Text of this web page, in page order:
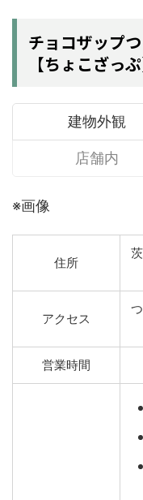
チョコザップ
【ちょこざっぷ
建物外観
店舗内
※画像
住所
アクセス
営業時間